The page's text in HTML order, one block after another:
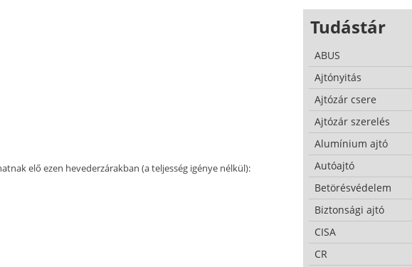
elő ezen hevederzárakban (a teljesség igénye nélkül):
Tudástár
ABUS
Ajtónyitás
Ajtózár csere
Ajtózár szerelés
Alumínium ajtó
Autóajtó
Betörésvédelem
Biztonsági ajtó
CISA
CR